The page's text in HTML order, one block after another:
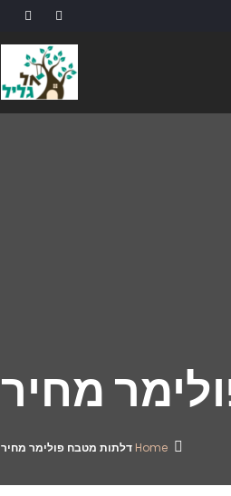
מחיר
Home דלתות מטבח פולימר מחיר